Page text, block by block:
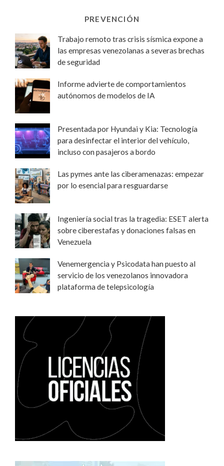
PREVENCIÓN
Trabajo remoto tras crisis sísmica expone a
las empresas venezolanas a severas brechas
de seguridad
Informe advierte de comportamientos
autónomos de modelos de IA
Presentada por Hyundai y Kia: Tecnología
para desinfectar el interior del vehículo,
incluso con pasajeros a bordo
Las pymes ante las ciberamenazas: empezar
por lo esencial para resguardarse
Ingeniería social tras la tragedia: ESET alerta
sobre ciberestafas y donaciones falsas en
Venezuela
Venemergencia y Psicodata han puesto al
servicio de los venezolanos innovadora
plataforma de telepsicología